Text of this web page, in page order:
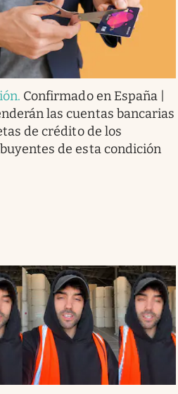
. Confirmado en España |
las cuentas bancarias
de crédito de los
de esta condición